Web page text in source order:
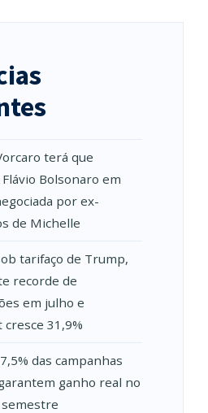
terá que
Bolsonaro em
por ex-
de Michelle
tarifaço de Trump,
recorde de
em julho e
31,9%
das campanhas
ganho real no